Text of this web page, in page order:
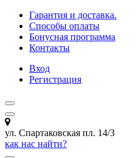
Гарантия и доставка.
Способы оплаты
Бонусная программа
Контакты
Вход
Регистрация
ул. Спартаковская пл. 14/3
как нас найти?